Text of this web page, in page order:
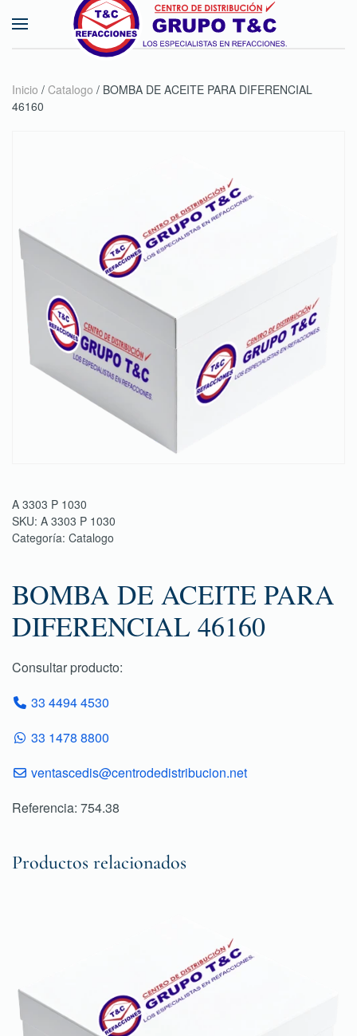
Skip to main content
Inicio / Catalogo / BOMBA DE ACEITE PARA DIFERENCIAL
46160
A 3303 P 1030
SKU: A 3303 P 1030
Categoría: Catalogo
BOMBA DE ACEITE PARA
DIFERENCIAL 46160
Consultar producto:
33 4494 4530
33 1478 8800
ventascedis@centrodedistribucion.net
Referencia: 754.38
Productos relacionados